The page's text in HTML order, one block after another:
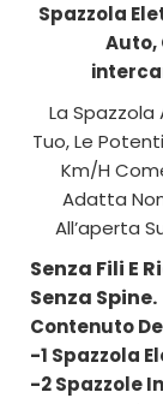
Spazzola
Auto,
La
Tuo, Le
Km/H
Adatta
All’aperta
Senza Fili E
Senza Spine.
Contenuto
-1 Spazzola
-2 Spazzole